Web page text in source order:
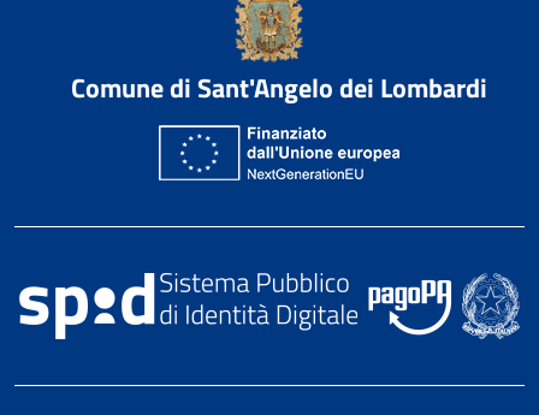
Comune di Sant'Angelo dei Lombardi